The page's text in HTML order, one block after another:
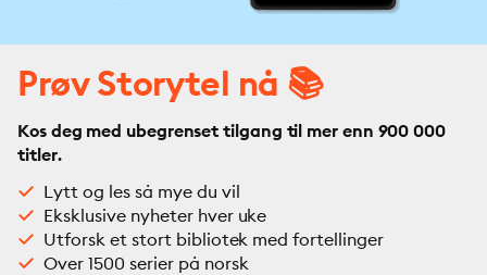
Prøv Storytel nå 📚
Kos deg med ubegrenset tilgang til mer enn 900 000
titler.
Lytt og les så mye du vil
Eksklusive nyheter hver uke
Utforsk et stort bibliotek med fortellinger
Over 1500 serier på norsk